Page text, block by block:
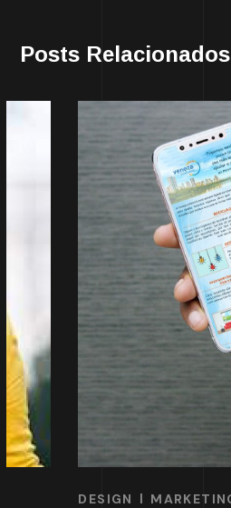
Posts Relacionados
MARKETING